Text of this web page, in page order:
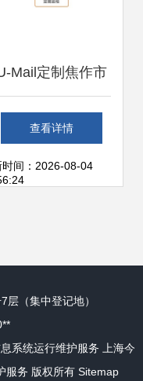
Mail定制焦作市
中级人民法院邮件
统 构筑安全高效
查看详情
时间：2026-08-04
（集中登记地）
系统运行维护服务
上海今
服务 版权所有 Sitemap